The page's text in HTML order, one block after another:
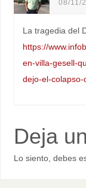
08/11/
La tragedia del
https://
en-villa-gesell-
dejo-el-
Deja
Lo siento, debes